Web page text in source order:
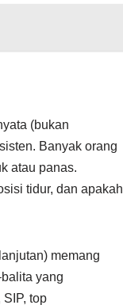
(bukan
Banyak orang
atau panas.
tidur, dan apakah
memang
yang
top